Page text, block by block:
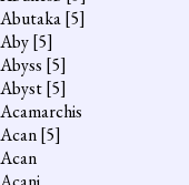
Abutaka[5]
Aby[5]
Abyss [5]
Abyst[5]
Acamarchis
Acan[5]
Acan